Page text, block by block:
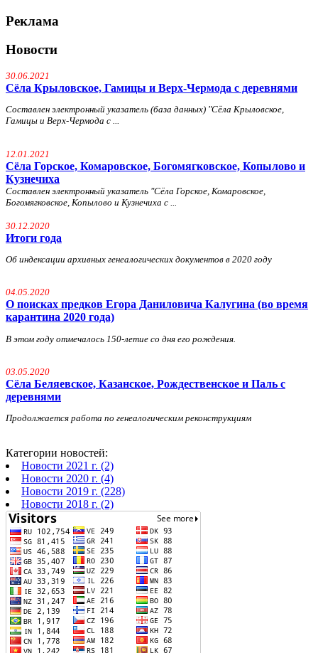
Реклама
Новости
30.06.2021
Сёла Крыловское, Гамицы и Верх-Чермода с деревнями
Составлен электронный указатель (база данных) "Сёла Крыловское,
Гамицы и Верх-Чермода с ...
12.01.2021
Сёла Горское, Комаровское, Богомягковское, Копылово и
Кузнечиха
Составлен электронный указатель "Сёла Горское, Комаровское,
Богомягковское, Копылово и Кузнечиха с ...
30.12.2020
Итоги года
Об индексации архивных генеалогических документов в 2020 году
04.05.2020
О поисках предков Егора Даниловича Калугина (во время
карантина 2020 года)
В этом году отмечалось 150-летие со дня его рождения.
03.05.2020
Сёла Беляевское, Казанское, Рождественское и Паль с
деревнями
Продолжается работа по генеалогическим реконструкциям
Категории новостей:
Новости 2021 г. (2)
Новости 2020 г. (4)
Новости 2019 г. (228)
Новости 2018 г. (2)